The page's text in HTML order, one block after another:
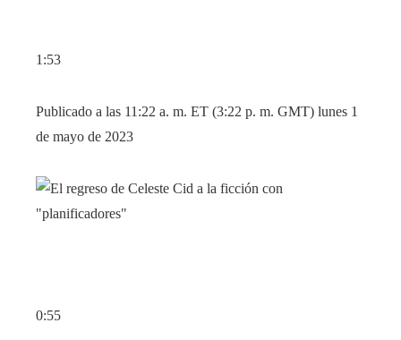
1:53
Publicado a las 11:22 a. m. ET (3:22 ​​p. m. GMT) lunes 1
de mayo de 2023
0:55